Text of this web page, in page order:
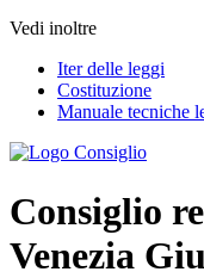
Vedi inoltre
Iter delle leggi
Costituzione
Manuale tecniche
Consiglio
Venezia